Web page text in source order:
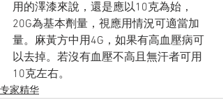
用的澤漆來說，還是應以10克為始，
20G為基本劑量，視應用情況可適當加
量。麻黃方中用4G，如果有高血壓病可
以去掉。若沒有血壓不高且無汗者可用
10克左右。
专家精华